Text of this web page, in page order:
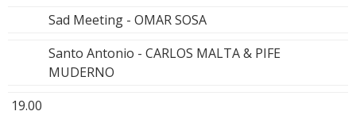
Sad Meeting - OMAR SOSA
Santo Antonio - CARLOS MALTA & PIFE
MUDERNO
19.00